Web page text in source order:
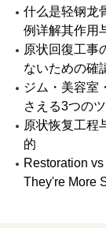
什么是轻钢龙
例详解其作用
原状回復工事
ないための確
ジム・美容室
さえる3つの
原状恢复工程
的
Restoration
They're More